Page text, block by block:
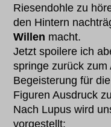
Riesendohle zu
den Hintern
Willen macht.
Jetzt spoilere ich
springe zurück
Begeisterung für
Figuren Ausdruck
Nach Lupus wird
vorgestellt: